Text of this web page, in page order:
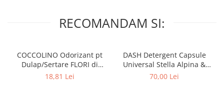
Pentru EA
RECOMANDAM SI:
COCCOLINO Odorizant pt
Dulap/Sertare FLORI di
PRIMAVERA 3 buc
18,81 Lei
DASH Detergent Capsule
Universal Stella Alpina &
Muschino Bianco 60 buc
70,00 Lei